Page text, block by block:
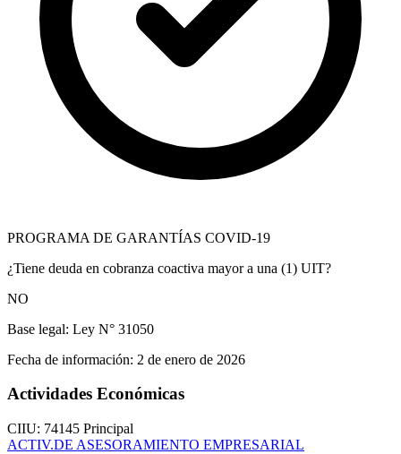
PROGRAMA DE GARANTÍAS COVID-19
¿Tiene deuda en cobranza coactiva mayor a una (1) UIT?
NO
Base legal: Ley N° 31050
Fecha de información: 2 de enero de 2026
Actividades Económicas
CIIU: 74145 Principal
ACTIV.DE ASESORAMIENTO EMPRESARIAL